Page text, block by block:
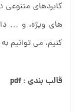
کابردهای
های ویژه، و …
کنیم، می توانیم
قالب بندی : pdf